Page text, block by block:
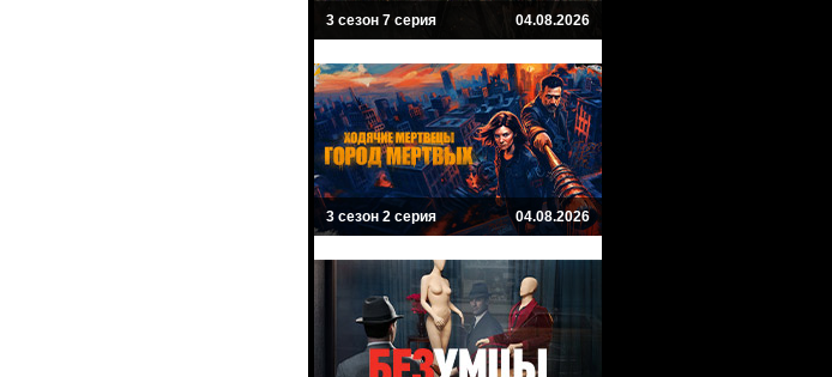
3 сезон 7 серия 04.08.2026
3 сезон 2 серия 04.08.2026